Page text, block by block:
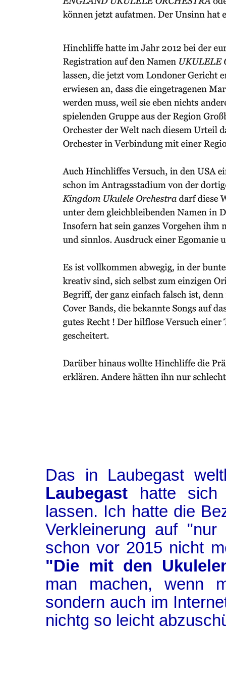
Das in Laubegast
Laubegast hatte sich
lassen. Ich hatte die
Verkleinerung auf
schon vor 2015 nicht
"Die mit den
man machen, wenn
sondern auch im
nichtg so leicht